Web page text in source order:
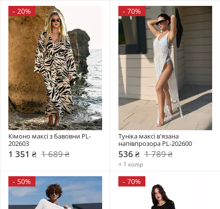
- 20%
Кімоно максі з бавовни PL-
202603
1 351 ₴ 1 689 ₴
- 70%
Туніка максі в'язана
напівпрозора PL-202600
536 ₴ 1 789 ₴
+ 1 колір
- 50% - 70%